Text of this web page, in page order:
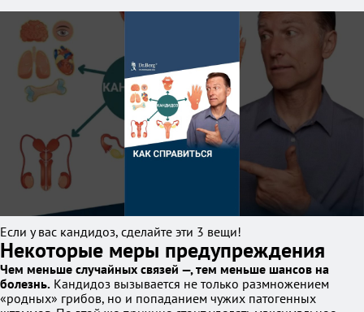
Если у вас кандидоз, сделайте эти 3 вещи!
Некоторые меры предупреждения
Чем меньше случайных связей —, тем меньше шансов на
болезнь. Кандидоз вызывается не только размножением
«родных» грибов, но и попаданием чужих патогенных